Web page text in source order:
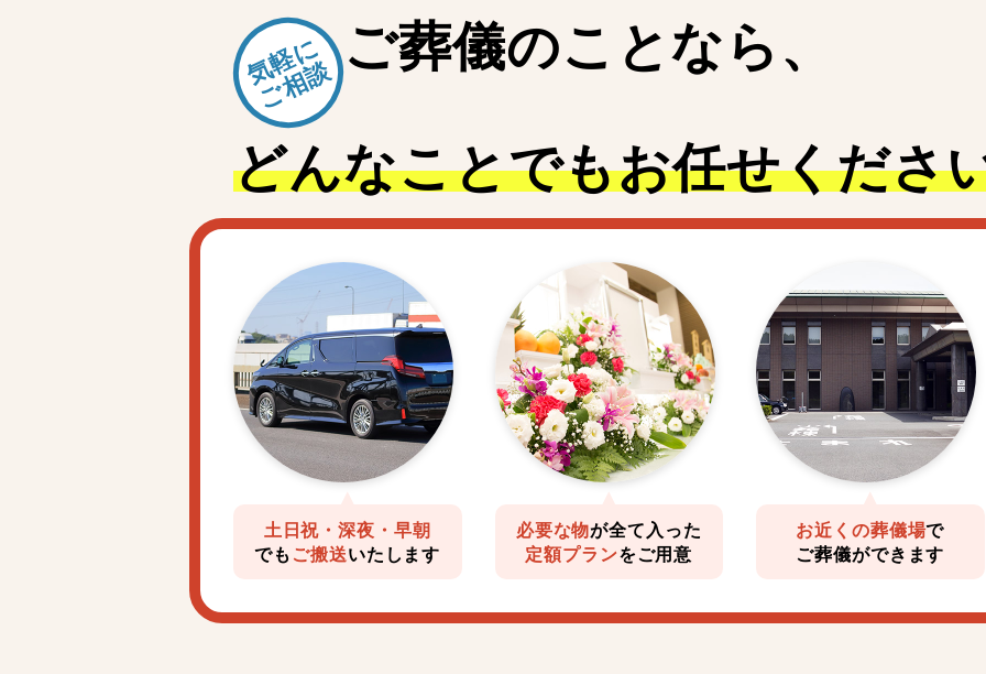
気軽に
ご相談
ご葬儀のこ となら、
どんなことでもお任せくださ
土日祝・深夜・早朝
でも ご搬送いたします
必要な物が全て入った
定額プランをご用意
お近くの葬儀場で
ご葬儀ができます